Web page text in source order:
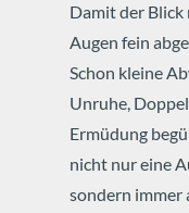
Damit der Blick
Augen fein
Schon kleine
Unruhe,
Ermüdung
nicht nur eine
sondern immer